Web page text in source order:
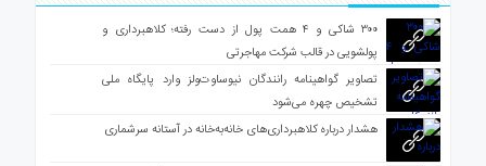
۳۰۰ شاکی و ۴ همت پول از دست رفته؛ کلاهبرداری و
پولشویی در قالب شرکت مهاجرتی
تصاویر گواهینامه رانندگان نیوساوت‌ولز وارد پایگاه ملی
تشخیص چهره می‌شود
هشدار درباره کلاهبرداری‌های خانه‌به‌خانه در آستانه سرشماری